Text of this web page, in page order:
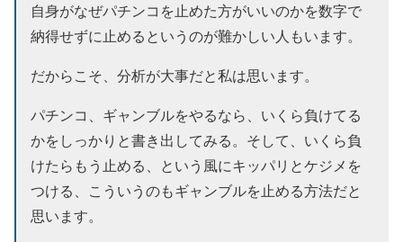
自身がなぜパチンコを止めた方がいいのかを数字で
納得せずに止めるというのが難かしい人もいます。
だからこそ、分析が大事だと私は思います。
パチンコ、ギャンブルをやるなら、いくら負けてる
かをしっかりと書き出してみる。そして、いくら負
けたらもう止める、という風にキッパリとケジメを
つける、こういうのもギャンブルを止める方法だと
思います。